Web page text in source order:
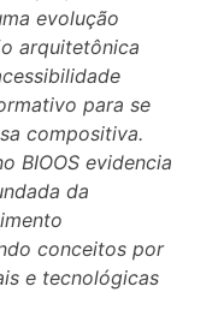
evolução
arquitetônica
para se
compositiva.
BIOOS evidencia
da
conceitos por
e tecnológicas